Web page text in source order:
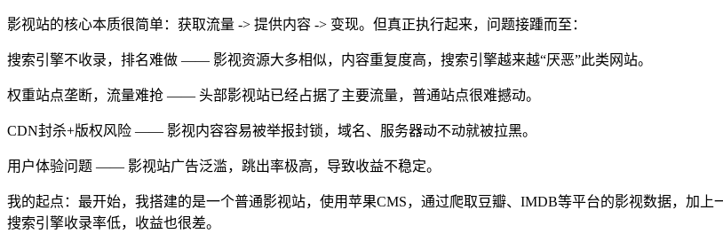
影视站的核心本质很简单：获取流量 -> 提供内容 -> 变现。但真正执行起来，问题接踵而至：
搜索引擎不收录，排名难做 —— 影视资源大多相似，内容重复度高，搜索引擎越来越“厌恶”此类网站。
权重站点垄断，流量难抢 —— 头部影视站已经占据了主要流量，普通站点很难撼动。
CDN封杀+版权风险 —— 影视内容容易被举报封锁，域名、服务器动不动就被拉黑。
用户体验问题 —— 影视站广告泛滥，跳出率极高，导致收益不稳定。
我的起点：最开始，我搭建的是一个普通影视站，使用苹果CMS，通过爬取豆瓣、IMDB等平台的影视数据，加
搜索引擎收录率低，收益也很差。